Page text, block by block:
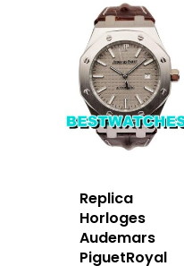
Replica
Horloges
Audemars
PiguetRoyal